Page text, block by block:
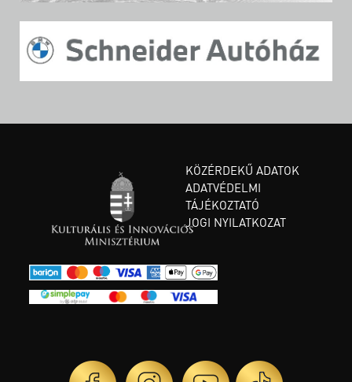
KÖZÉRDEKŰ ADATOK
ADATVÉDELMI
TÁJÉKOZTATÓ
JOGI NYILATKOZAT